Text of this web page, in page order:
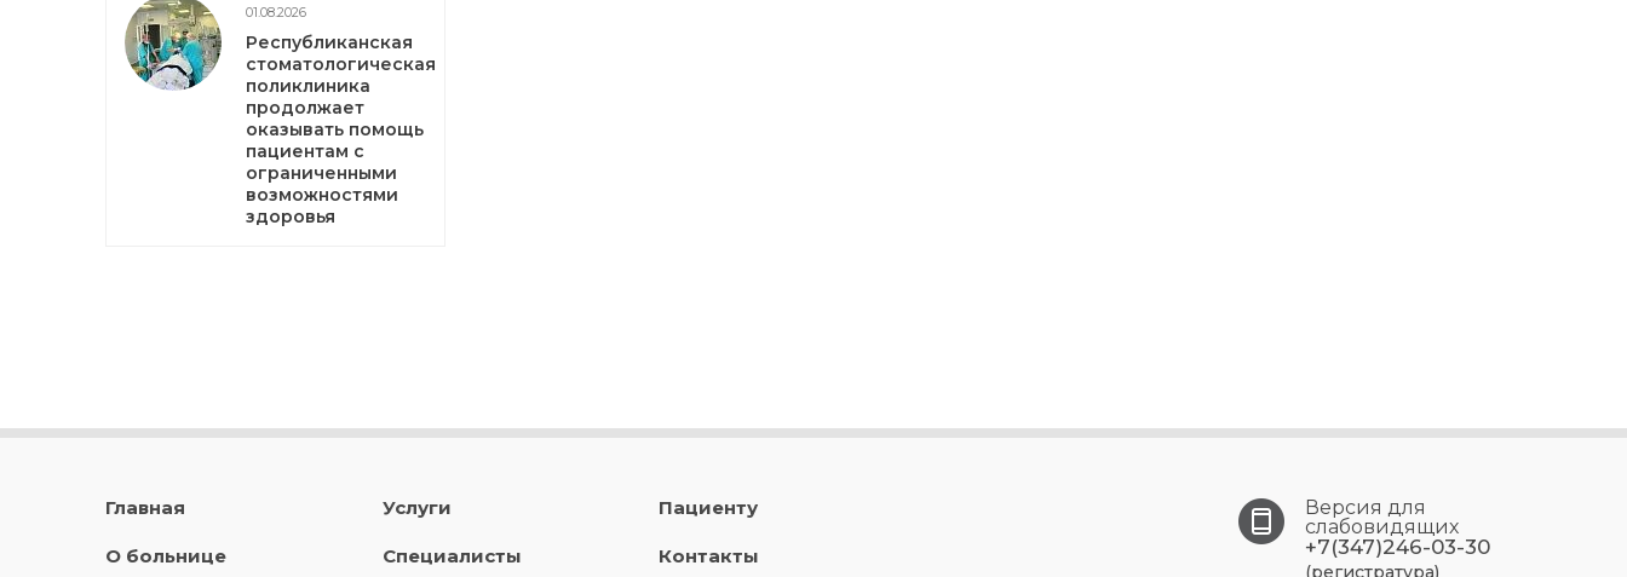
01.08.2026
Республиканская
стоматологическая
поликлиника
продолжает
оказывать помощь
пациентам с
ограниченными
возможностями
здоровья
Главная
О больнице
Услуги
Специалисты
Пациенту
Контакты
Версия для
слабовидящих
+7(347)246-03-30
(регистратура)